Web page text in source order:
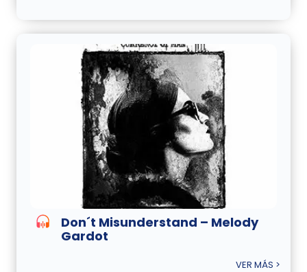
Don´t Misunderstand – Melody
Gardot
VER MÁS >